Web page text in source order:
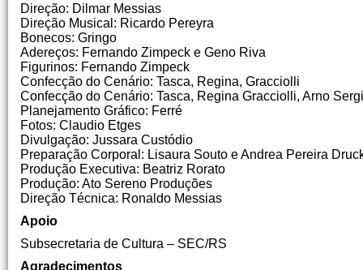
Direção: Dilmar Messias
Direção Musical: Ricardo Pereyra
Bonecos: Gringo
Adereços: Fernando Zimpeck e Geno Riva
Figurinos: Fernando Zimpeck
Confecção do Cenário: Tasca, Regina, Gracciolli
Confecção do Cenário: Tasca, Regina Gracciolli, Arno
Planejamento Gráfico: Ferré
Fotos: Claudio Etges
Divulgação: Jussara Custódio
Preparação Corporal: Lisaura Souto e Andrea Pereira
Produção Executiva: Beatriz Rorato
Produção: Ato Sereno Produções
Direção Técnica: Ronaldo Messias
Apoio
Subsecretaria de Cultura – SEC/RS
Agradecimentos